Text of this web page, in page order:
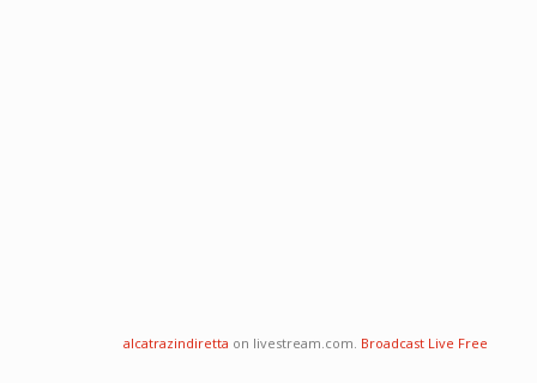
alcatrazindiretta on livestream.com. Broadcast Live Free